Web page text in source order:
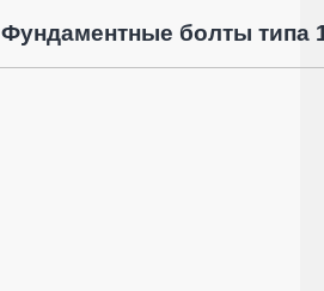
Фундаментные болты типа